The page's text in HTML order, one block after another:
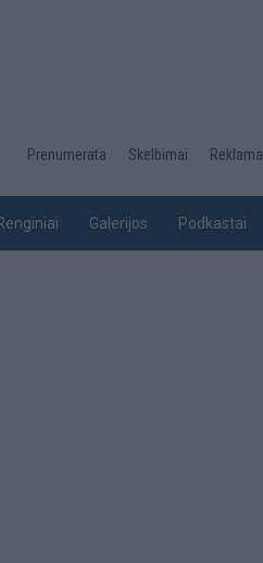
Desktop
top
Prenumerata Skelbimai Reklama
Galerijos Podkastai